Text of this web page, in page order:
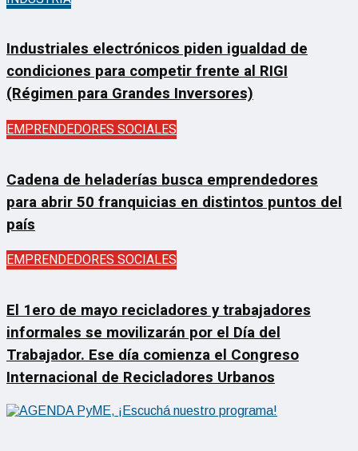
Industriales electrónicos piden igualdad de
condiciones para competir frente al RIGI
(Régimen para Grandes Inversores)
EMPRENDEDORES SOCIALES
Cadena de heladerías busca emprendedores
para abrir 50 franquicias en distintos puntos del
país
EMPRENDEDORES SOCIALES
El 1ero de mayo recicladores y trabajadores
informales se movilizarán por el Día del
Trabajador. Ese día comienza el Congreso
Internacional de Recicladores Urbanos